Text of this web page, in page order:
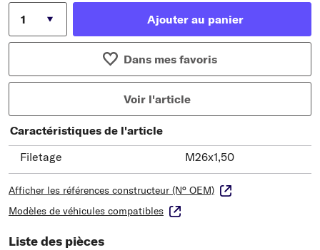
Ajouter au panier
Dans mes favoris
Voir l'article
Caractéristiques de l'article
Filetage
M26x1,50
Afficher les références constructeur (N° OEM)
Modèles de véhicules compatibles
Liste des pièces